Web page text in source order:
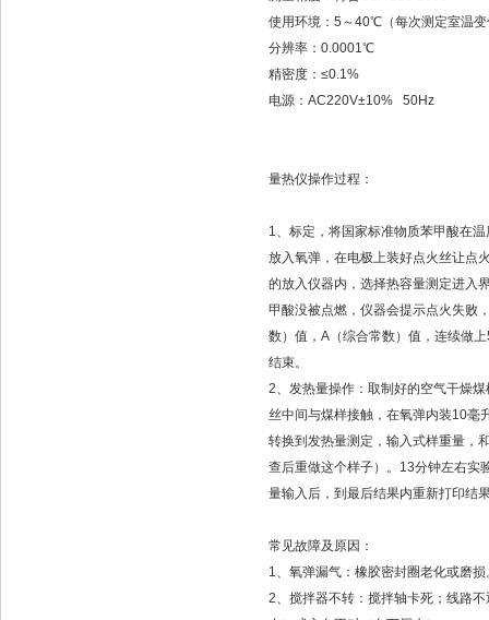
使用环境：5～40℃（每次测定室温
分辨率：0.0001℃
精密度：≤0.1%
电源：AC220V±10% 50Hz
量热仪操作过程：
1、标定，将国家标准物质苯甲酸在
放入氧弹，在电极上装好点火丝让点
的放入仪器内，选择热容量测定进入
甲酸没被点燃，仪器会提示点火失败
数）值，A（综合常数）值，连续做
结束。
2、发热量操作：取制好的空气干燥
丝中间与煤样接触，在氧弹内装10毫
转换到发热量测定，输入式样重量，
查后重做这个样子）。13分钟左右实
量输入后，到最后结果内重新打印结
常见故障及原因：
1、氧弹漏气：橡胶密封圈老化或磨损
2、搅拌器不转：搅拌轴卡死；线路